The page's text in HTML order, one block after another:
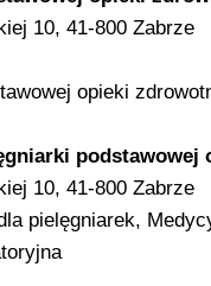
10, 41-800 Zabrze
opieki
podstawowej
10, 41-800 Zabrze
pielęgniarek,